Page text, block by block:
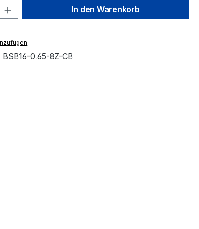
Gib den gewünschten Wert
In den Warenkorb
BSB16-0,65-8Z-CB